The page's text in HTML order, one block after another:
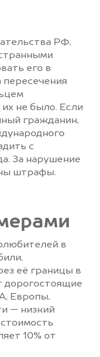
РФ,
его в
пересечения
их не было. Если
гражданин,
с
За нарушение
штрафы.
в
её границы в
дорогостоящие
Европы,
— низкий
10% от